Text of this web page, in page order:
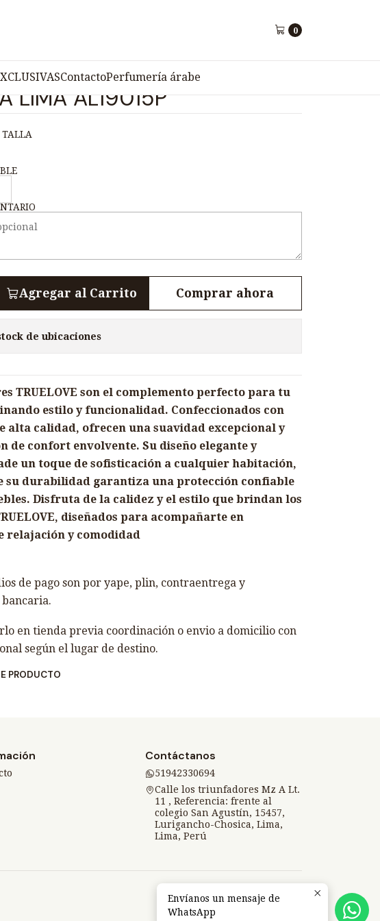
0
ContactoPerfumería árabe
5 PIEZAS TRUELOVE
LIMA AL19015P
TALLA
Agregar al Carrito Comprar ahora
de ubicaciones
TRUELOVE son el complemento perfecto para tu
estilo y funcionalidad. Confeccionados con
alta calidad, ofrecen una suavidad excepcional y
de confort envolvente. Su diseño elegante y
un toque de sofisticación a cualquier habitación,
su durabilidad garantiza una protección confiable
Disfruta de la calidez y el estilo que brindan los
diseñados para acompañarte en
relajación y comodidad
de pago son por yape, plin, contraentrega y
en tienda previa coordinación o envio a domicilio con
según el lugar de destino.
PRODUCTO
Contáctanos
51942330694
Calle los triunfadores Mz A Lt.
11 , Referencia: frente al
colegio San Agustín, 15457,
Lurigancho-Chosica, Lima,
Lima, Perú
Envíanos un mensaje de
WhatsApp